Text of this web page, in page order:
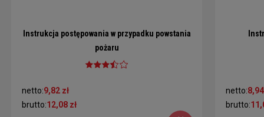
Instrukcja postępowania w przypadku powstania
pożaru
netto:9,82 zł
brutto:12,08 zł
netto:
brutto: